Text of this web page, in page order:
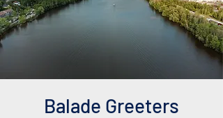
Balade Greeters